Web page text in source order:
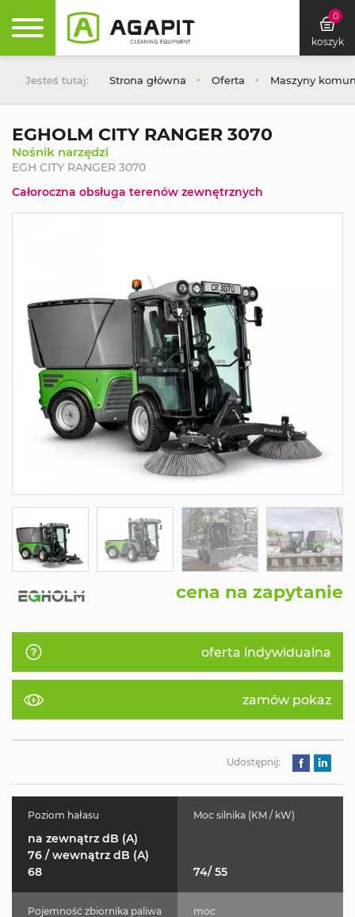
0
koszyk
Jesteś tutaj: Strona główna Oferta Maszyny
EGHOLM CITY RANGER 3070
Nośnik narzędzi
EGH CITY RANGER 3070
Całoroczna obsługa terenów zewnętrznych
cena na zapytanie
oferta indywidualna
zamów pokaz
Udostępnij:
Poziom hałasu
na zewnątrz dB (A)
76 / wewnątrz dB (A)
68
Moc silnika (KM / kW)
74/ 55
Pojemność zbiornika paliwa
moc